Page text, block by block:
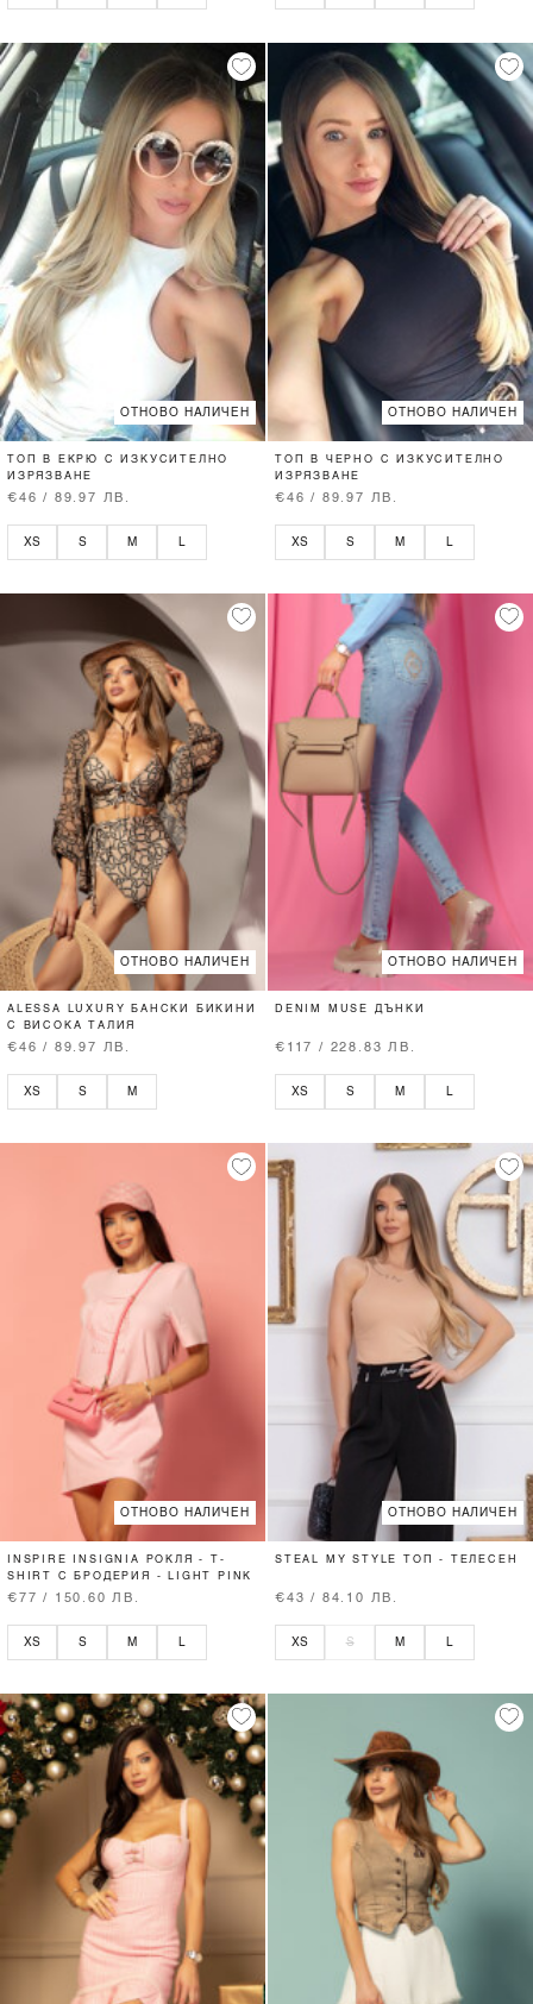
ОТНОВО НАЛИЧЕН
ТОП В ЕКРЮ С ИЗКУСИТЕЛНО
ИЗРЯЗВАНЕ
€46 / 89.97 ЛВ.
XS S M
ОТНОВО НАЛИЧЕН
ТОП В ЧЕРНО С ИЗКУСИТЕЛНО
ИЗРЯЗВАНЕ
€46 / 89.97 ЛВ.
XS S M
ОТНОВО НАЛИЧЕН
ALESSA LUXURY БАНСКИ БИКИНИ
С ВИСОКА ТАЛИЯ
€46 / 89.97 ЛВ.
XS S M
ОТНОВО НАЛИЧЕН
DENIM MUSE ДЪНКИ
€117 / 228.83 ЛВ.
XS S M L
ОТНОВО НАЛИЧЕН
INSPIRE INSIGNIA РОКЛЯ - T-
SHIRT С БРОДЕРИЯ - LIGHT PINK
€77 / 150.60 ЛВ.
XS S M
ОТНОВО НАЛИЧЕН
STEAL MY STYLE ТОП - ТЕЛЕСЕН
€43 / 84.10 ЛВ.
XS S M